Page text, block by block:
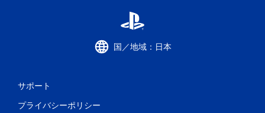
国／地域：日本
サポート
プライバシーポリシー